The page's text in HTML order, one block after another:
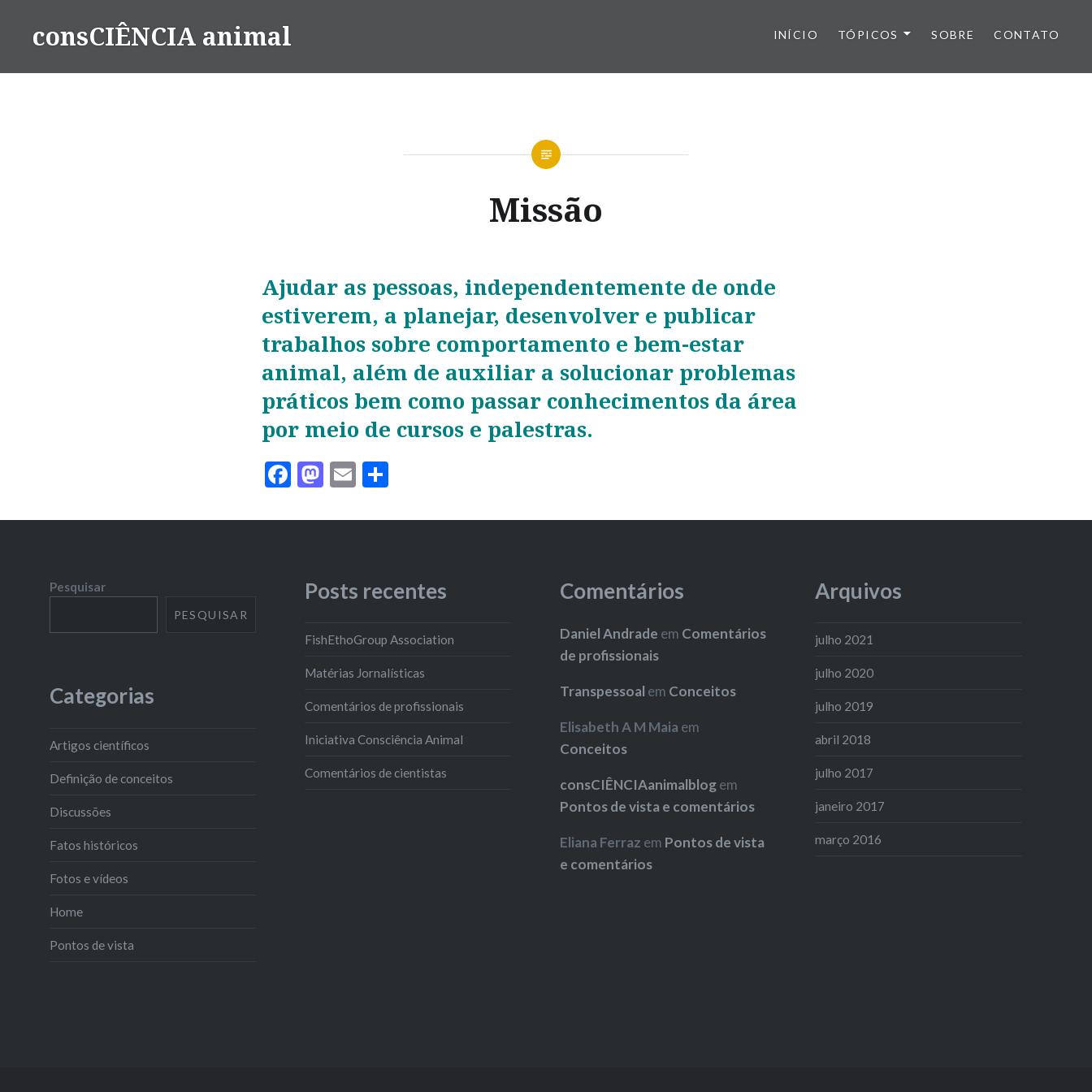
consCIÊNCIA animal INÍCIO TÓPICOS SOBRE CONTATO
Missão
Ajudar as pessoas, independentemente de onde
estiverem, a planejar, desenvolver e publicar
trabalhos sobre comportamento e bem-estar
animal, além de auxiliar a solucionar problemas
práticos bem como passar conhecimentos da área
por meio de cursos e palestras.
Facebook
Mastodon
Email
Pesquisar
PESQUISAR
Posts recentes
FishEthoGroup Association
Matérias Jornalísticas
Comentários de profissionais
Iniciativa Consciência Animal
Comentários de cientistas
Comentários
Daniel Andrade em Comentários
de profissionais
Transpessoal em Conceitos
Elisabeth A M Maia em
Conceitos
consCIÊNCIAanimalblogem
Pontos de vista e comentários
Eliana Ferraz em Pontos de vista
e comentários
Arquivos
julho 2021
julho 2020
julho 2019
abril 2018
julho 2017
janeiro 2017
março 2016
Categorias
Artigos científicos
Definição de conceitos
Discussões
Fatos históricos
Fotos e vídeos
Home
Pontos de vista